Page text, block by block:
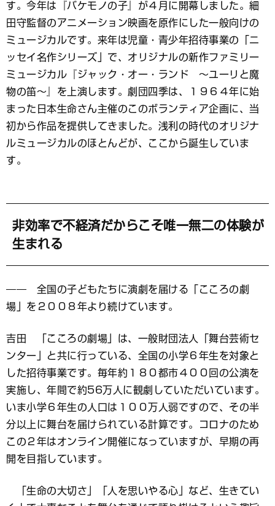
す。今年は『バケモノの子』が４月に開幕しました。細
田守監督のアニメーション映画を原作にした一般向けの
ミュージカルです。来年は児童・青少年招待事業の「ニ
ッセイ名作シリーズ」で、オリジナルの新作ファミリー
ミュージカル『ジャック・オー・ランド ～ユーリと魔
物の笛～』を上演します。劇団四季は、１９６４年に始
まった日本生命さん主催のこのボランティア企画に、当
初から作品を提供してきました。浅利の時代のオリジナ
ルミュージカルのほとんどが、ここから誕生していま
す。
非効率で不経済だからこそ唯一無二の体験が
生まれる
―― 全国の子どもたちに演劇を届ける「こころの劇
場」を２００８年より続けています。
吉田 「こころの劇場」は、一般財団法人「舞台芸術セ
ンター」と共に行っている、全国の小学６年生を対象と
した招待事業です。毎年約１８０都市４００回の公演を
実施し、年間で約56万人に観劇していただいています。
いま小学６年生の人口は１００万人弱ですので、その半
分以上に舞台を届けられている計算です。コロナのため
この２年はオンライン開催になっていますが、早期の再
開を目指しています。
「生命の大切さ」「人を思いやる心」など、生きてい